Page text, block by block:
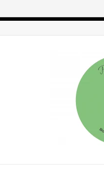
Congés d'été : les